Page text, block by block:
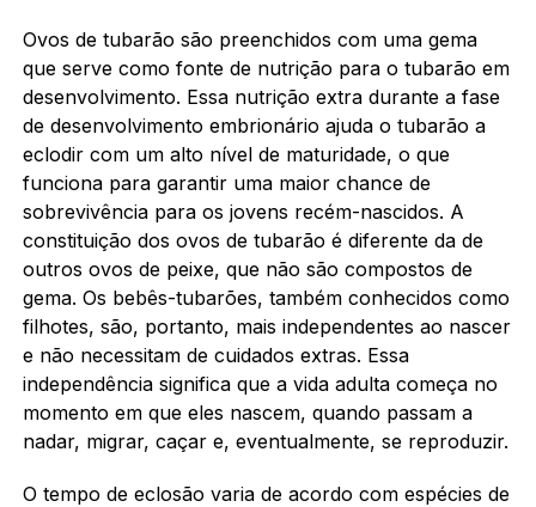
Ovos de tubarão são preenchidos com uma gema
que serve como fonte de nutrição para o tubarão em
desenvolvimento. Essa nutrição extra durante a fase
de desenvolvimento embrionário ajuda o tubarão a
eclodir com um alto nível de maturidade, o que
funciona para garantir uma maior chance de
sobrevivência para os jovens recém-nascidos. A
constituição dos ovos de tubarão é diferente da de
outros ovos de peixe, que não são compostos de
gema. Os bebês-tubarões, também conhecidos como
filhotes, são, portanto, mais independentes ao nascer
e não necessitam de cuidados extras. Essa
independência significa que a vida adulta começa no
momento em que eles nascem, quando passam a
nadar, migrar, caçar e, eventualmente, se reproduzir.
O tempo de eclosão varia de acordo com espécies de